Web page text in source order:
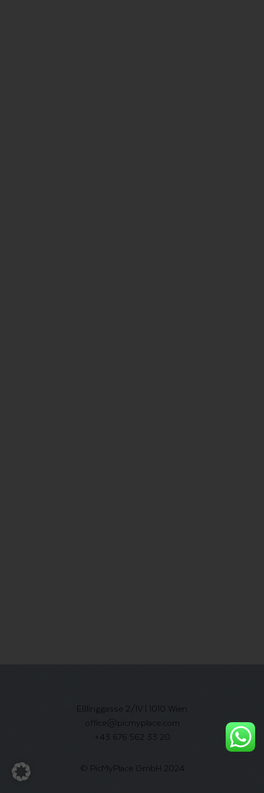
Eßlinggasse 2/IV | 1010 Wien
office@picmyplace.com
+43 676 562 33 20
© PicMyPlace GmbH 2024